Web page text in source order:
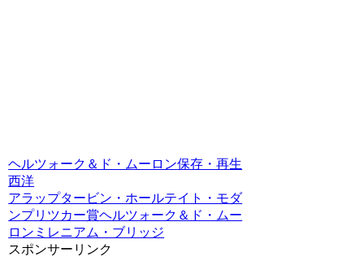
ヘルツォーク＆ド・ムーロン保存・再生
西洋
アラップタービン・ホールテイト・モダ
ンプリツカー賞ヘルツォーク＆ド・ムー
ロン ミレニアム・ブリッジ
スポンサーリンク